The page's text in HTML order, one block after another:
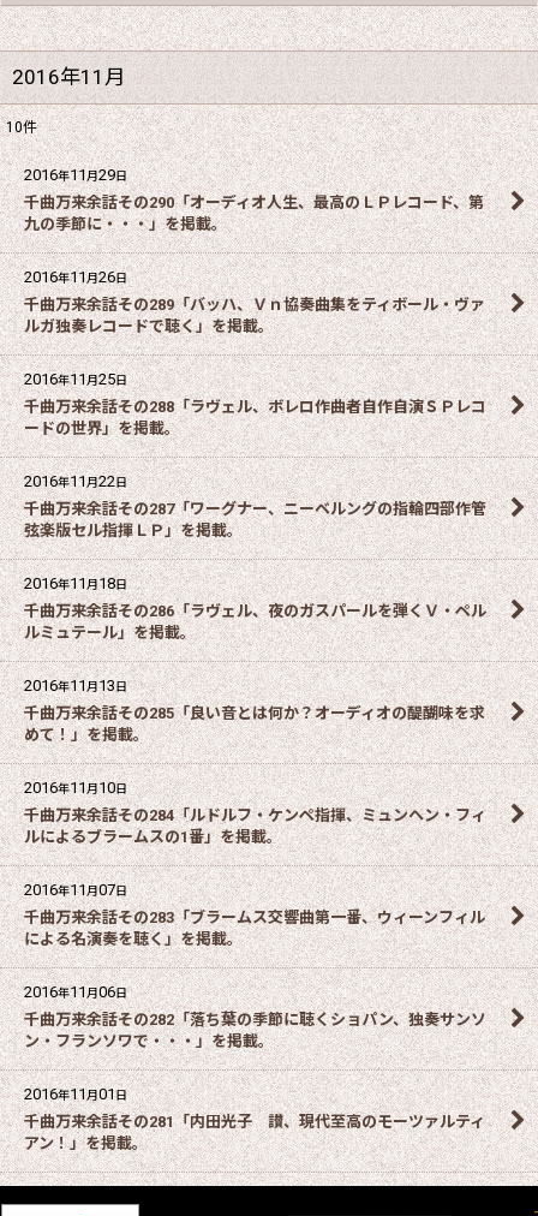
2016年11月
10件
2016年11月29日
千曲万来余話その290「オーディオ人生、最高のＬＰレコード、第
九の季節に・・・」を掲載。
2016年11月26日
千曲万来余話その289「バッハ、Ｖｎ協奏曲集をティボール・ヴァ
ルガ独奏レコードで聴く」を掲載。
2016年11月25日
千曲万来余話その288「ラヴェル、ボレロ作曲者自作自演ＳＰレコ
ードの世界」を掲載。
2016年11月22日
千曲万来余話その287「ワーグナー、ニーベルングの指輪四部作管
弦楽版セル指揮ＬＰ」を掲載。
2016年11月18日
千曲万来余話その286「ラヴェル、夜のガスパールを弾くＶ・ペル
ルミュテール」を掲載。
2016年11月13日
千曲万来余話その285「良い音とは何か？オーディオの醍醐味を求
めて！」を掲載。
2016年11月10日
千曲万来余話その284「ルドルフ・ケンペ指揮、ミュンヘン・フィ
ルによるブラームスの1番」を掲載。
2016年11月07日
千曲万来余話その283「ブラームス交響曲第一番、ウィーンフィル
による名演奏を聴く」を掲載。
2016年11月06日
千曲万来余話その282「落ち葉の季節に聴くショパン、独奏サンソ
ン・フランソワで・・・」を掲載。
2016年11月01日
千曲万来余話その281「内田光子 讃、現代至高のモーツァルティ
アン！」を掲載。